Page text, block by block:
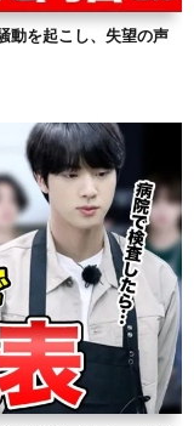
動を起こし、失望の声